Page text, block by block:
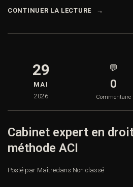
CONTINUER LA LECTURE
29
MAI
2026
💬
0
Commentaire
Cabinet expert en
méthode ACI
Posté par Maîtredans Non classé